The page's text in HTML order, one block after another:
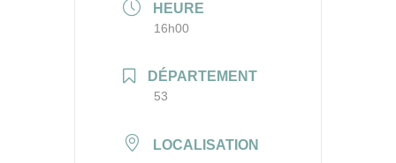
HEURE
16h00
DÉPARTEMENT
53
LOCALISATION